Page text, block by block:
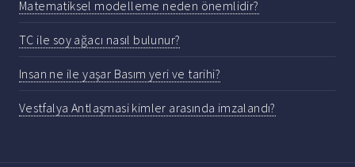
Matematiksel modelleme neden önemlidir?
TC ile soy ağacı nasıl bulunur?
Insan ne ile yaşar Basım yeri ve tarihi?
Vestfalya Antlaşmasi kimler arasında imzalandı?